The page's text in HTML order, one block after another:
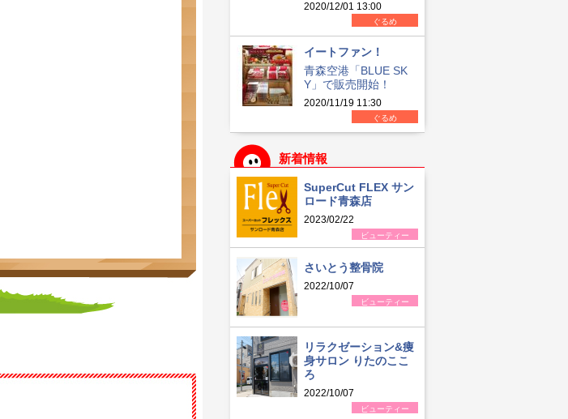
2020/12/01 13:00
ぐるめ
イートファン！
青森空港「BLUE SK
Y」で販売開始！
2020/11/19 11:30
ぐるめ
新着情報
SuperCut FLEX サン
ロード青森店
2023/02/22
ビューティー
さいとう整骨院
2022/10/07
ビューティー
リラクゼーション&痩
身サロン りたのここ
ろ
2022/10/07
ビューティー